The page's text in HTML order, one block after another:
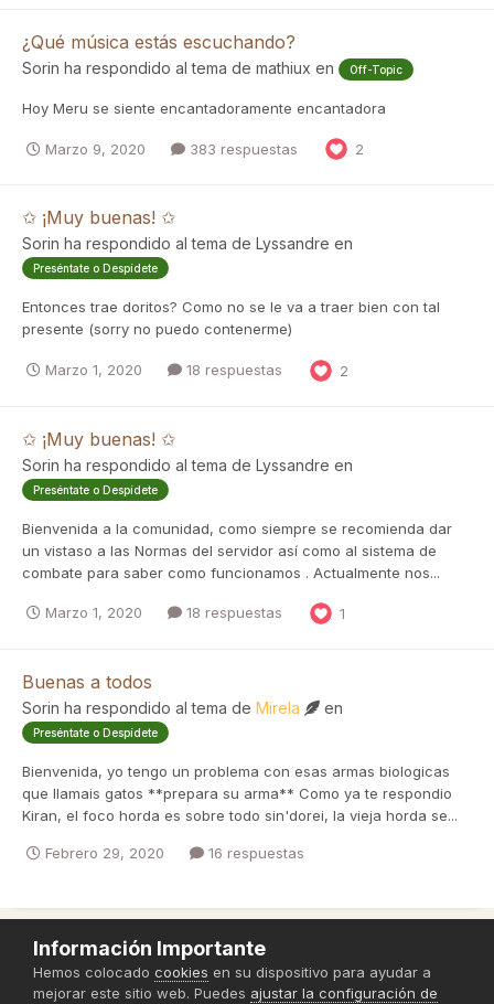
¿Qué música estás escuchando?
Sorin ha respondido al tema de mathiux en Off-Topic
Hoy Meru se siente encantadoramente encantadora
Marzo 9, 2020 383 respuestas 2
✩ ¡Muy buenas! ✩
Sorin ha respondido al tema de Lyssandre en
Preséntate o Despídete
Entonces trae doritos? Como no se le va a traer bien con tal
presente (sorry no puedo contenerme)
Marzo 1, 2020 18 respuestas 2
✩ ¡Muy buenas! ✩
Sorin ha respondido al tema de Lyssandre en
Preséntate o Despídete
Bienvenida a la comunidad, como siempre se recomienda dar
un vistaso a las Normas del servidor así como al sistema de
combate para saber como funcionamos . Actualmente nos...
Marzo 1, 2020 18 respuestas 1
Buenas a todos
Sorin ha respondido al tema de Mirela en
Preséntate o Despídete
Bienvenida, yo tengo un problema con esas armas biologicas
que llamais gatos **prepara su arma** Como ya te respondio
Kiran, el foco horda es sobre todo sin'dorei, la vieja horda se...
Febrero 29, 2020 16 respuestas
Política de Privacidad
Powered by Invision Community
Información Importante
Hemos colocado cookies en su dispositivo para ayudar a
mejorar este sitio web. Puedes ajustar la configuración de